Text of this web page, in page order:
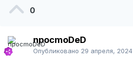
0
npocmoDeD
Опубликовано 29 апреля, 2024